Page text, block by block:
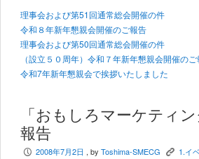
理事会および第51回通常総会開催の件
令和８年新年懇親会開催のご報告
理事会および第50回通常総会開催の件
（設立５０周年）令和７年新年懇親会開催の
令和7年新年懇親会で挨拶いたしました
「おもしろマーケティ
報告
P 2008年7月2日 , by Toshima-SMECG K 1.イ